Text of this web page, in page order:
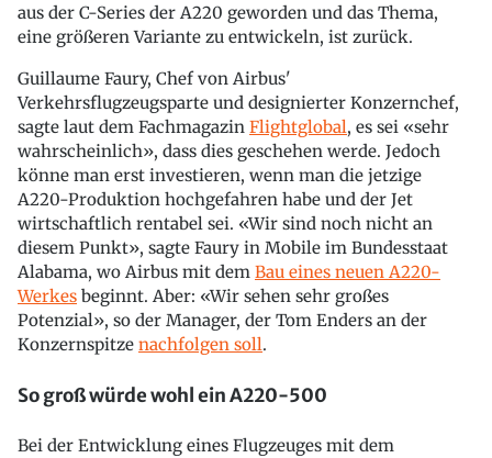
aus der C-Series der A220 geworden und das Thema,
eine größeren Variante zu entwickeln, ist zurück.
Guillaume Faury, Chef von Airbus'
Verkehrsflugzeugsparte und designierter Konzernchef,
sagte laut dem Fachmagazin Flightglobal, es sei «sehr
wahrscheinlich», dass dies geschehen werde. Jedoch
könne man erst investieren, wenn man die jetzige
A220-Produktion hochgefahren habe und der Jet
wirtschaftlich rentabel sei. «Wir sind noch nicht an
diesem Punkt», sagte Faury in Mobile im Bundesstaat
Alabama, wo Airbus mit dem Bau eines neuen A220-
Werkes beginnt. Aber: «Wir sehen sehr großes
Potenzial», so der Manager, der Tom Enders an der
Konzernspitze nachfolgen soll.
So groß würde wohl ein A220-500
Bei der Entwicklung eines Flugzeuges mit dem